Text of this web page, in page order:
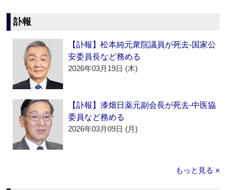
訃報
【訃報】松本純元衆院議員が死去‐国家公
安委員長など務める
2026年03月19日 (木)
【訃報】漆畑日薬元副会長が死去‐中医協
委員など務める
2026年03月09日 (月)
もっと見る »